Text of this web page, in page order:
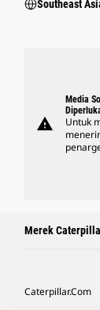
Southeast
warning
Media
Untuk
Merek
Caterpillar.com